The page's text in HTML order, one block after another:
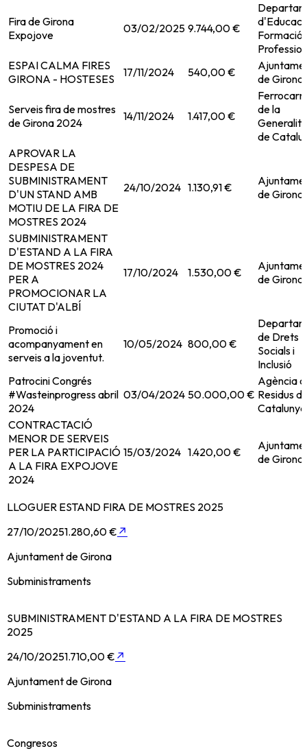
Fira de Girona
Expojove
03/02/2025 9.744,00 €
Formació
ESPAI CALMA FIRES
GIRONA - HOSTESES
17/11/2024 540,00 €
de Girona
Serveis fira de mostres
de Girona 2024
14/11/2024 1.417,00 €
de la
de
APROVAR LA
DESPESA DE
SUBMINISTRAMENT
D'UN STAND AMB
MOTIU DE LA FIRA DE
MOSTRES 2024
24/10/2024 1.130,91 €
de Girona
SUBMINISTRAMENT
D'ESTAND A LA FIRA
DE MOSTRES 2024
PER A
PROMOCIONAR LA
CIUTAT D'ALBÍ
17/10/2024 1.530,00 €
de Girona
Promoció i
acompanyament en
serveis a la joventut.
10/05/2024 800,00 €
de Drets
Socials i
Inclusió
Patrocini Congrés
#Wasteinprogress abril
2024
03/04/2024 50.000,00 €
Agència
Residus
Catalunya
CONTRACTACIÓ
MENOR DE SERVEIS
PER LA PARTICIPACIÓ
A LA FIRA EXPOJOVE
2024
15/03/2024 1.420,00 €
de Girona
LLOGUER ESTAND FIRA DE MOSTRES 2025
27/10/20251.280,60 € ↗
Ajuntament de Girona
Subministraments
SUBMINISTRAMENT D'ESTAND A LA FIRA DE MOSTRES
2025
24/10/20251.710,00 € ↗
Ajuntament de Girona
Subministraments
Congresos